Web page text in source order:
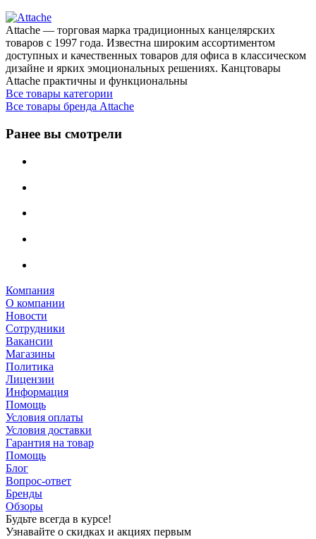
Attache — торговая марка традиционных канцелярских
товаров с 1997 года. Известна широким ассортиментом
доступных и качественных товаров для офиса в классическом
дизайне и ярких эмоциональных решениях. Канцтовары
Attache практичны и функциональны
Все товары категории
Все товары бренда Attache
Ранее вы смотрели
Компания
О компании
Новости
Сотрудники
Вакансии
Магазины
Политика
Лицензии
Информация
Помощь
Условия оплаты
Условия доставки
Гарантия на товар
Помощь
Блог
Вопрос-ответ
Бренды
Обзоры
Будьте всегда в курсе!
Узнавайте о скидках и акциях первым